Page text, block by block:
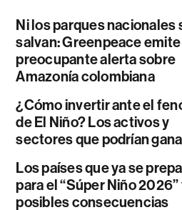
Ni los parques nacionales
salvan: Greenpeace emite
preocupante alerta sobre
Amazonía colombiana
¿Cómo invertir ante el
de El Niño? Los activos y
sectores que podrían
Los países que ya se
para el “Súper Niño 2026”
posibles consecuencias